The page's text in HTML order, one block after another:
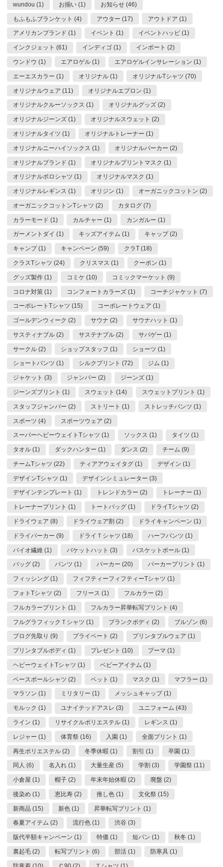
wundou (1) お揃い (1) お知らせ (46)
もふもふブランケット (4) アウター (17) アウトドア (1)
アメリカンブランド (1) イベント (1) イベントハッピ (1)
インクジェット (61) インディゴ (1) インポート (2)
ウンドウ (1) エアロゲル (1) エアロゲルインサレーション (1)
エーエスカラー (1) オリジナル (1) オリジナルTシャツ (70)
オリジナルウェア (11) オリジナルエプロン (1)
オリジナルクルーソックス (1) オリジナルグッズ (2)
オリジナルジーンズ (1) オリジナルスウェット (2)
オリジナルタイツ (1) オリジナルトレーナー (1)
オリジナルニーハイソックス (1) オリジナルパーカー (2)
オリジナルブランド (1) オリジナルプリントマスク (1)
オリジナルポロシャツ (1) オリジナルマスク (1)
オリジナルレギンス (1) オリジン (1) オーガニックコットン (2)
オーガニックコットンTシャツ (2) カタログ (7)
カラーモード (1) カルチャー (1) カンガルー (1)
ガーメントダイ (1) キッズアイテム (1) キャップ (2)
キャンプ (1) キャンペーン (59) クラT (18)
クラスTシャツ (24) クリスマス (1) クーポン (1)
グッズ製作 (1) コミケ (10) コミックマーケット (9)
コロナ対策 (1) コンフォートカラーズ (1) コーチジャケット (7)
コーポレートTシャツ (15) コーポレートウェア (1)
ゴールデンウィーク (2) サウナ (2) サウナハット (1)
サスティナブル (2) サステナブル (2) サバゲー (1)
サークル (2) ショップスタッフ (1) ショーツ (1)
ショートパンツ (1) シルクプリント (72) ジム (1)
ジャケット (3) ジャンパー (2) ジーンズ (1)
ジーンズプリント (1) スウェット (14) スウェットプリント (1)
スタッフジャンパー (2) ストリート (1) ストレッチパンツ (1)
スポーツ (4) スポーツウェア (2)
スーパーヘビーウェイトTシャツ (1) ソックス (1) タイツ (1)
タオル (1) ダックハンター (1) ダンス (2) チーム (9)
チームTシャツ (22) ティアアウェイタグ (1) デザイン (1)
デザインTシャツ (1) デザインシミュレーター (3)
デザインテンプレート (1) トレンドカラー (2) トレーナー (1)
トレーナープリント (1) トートバッグ (1) ドライTシャツ (2)
ドライウェア (8) ドライウェア割 (2) ドライキャンペーン (1)
ドライパーカー (9) ドライＴシャツ (18) ハーフパンツ (1)
バイオ繊維 (1) バケットハット (3) バスケットボール (1)
バッグ (2) パンツ (1) パーカー (20) パーカープリント (1)
フィッシング (1) フィフティーフィフティーTシャツ (1)
フォトTシャツ (2) フリース (1) フルカラー (2)
フルカラープリント (1) フルカラー昇華転写プリント (4)
フルグラフィックＴシャツ (1) ブランクボディ (2) ブルゾン (6)
ブログ先取り (9) プライベート (2) プリンタブルウェア (1)
プリンタブルボディ (1) プレゼント (10) プーマ (1)
ヘビーウェイトTシャツ (1) ベビーアイテム (1)
ベースボールシャツ (2) ペット (1) マスク (1) マフラー (1)
マラソン (1) ミリタリー (1) メッシュキャップ (1)
モルック (1) ユナイテッドアスレ (3) ユニフォーム (43)
ライン (1) リサイクルポリエステル (1) レギンス (1)
レジャー (1) 体育祭 (16) 入園 (1) 全面プリント (1)
再生ポリエステル (2) 冬季休暇 (1) 割引 (1) 卒園 (1)
同人 (6) 名入れ (1) 大量生産 (5) 学割 (3) 学園祭 (11)
小倉屋 (1) 帽子 (2) 年末年始休暇 (2) 廃盤 (2)
後染め (1) 恵比寿 (2) 推し色 (1) 文化祭 (15)
新商品 (15) 新色 (1) 昇華転写プリント (1)
春夏アイテム (2) 流行色 (1) 渋谷 (3)
版代半額キャンペーン (1) 特価 (1) 短パン (1) 秋冬 (1)
裏起毛 (2) 転写プリント (6) 部活 (1) 防寒具 (1)